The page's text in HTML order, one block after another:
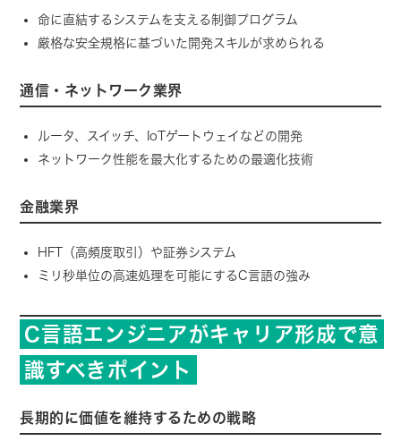
命に直結するシステムを支える制御プログラム
厳格な安全規格に基づいた開発スキルが求められる
通信・ネットワーク業界
ルータ、スイッチ、IoTゲートウェイなどの開発
ネットワーク性能を最大化するための最適化技術
金融業界
HFT（高頻度取引）や証券システム
ミリ秒単位の高速処理を可能にするC言語の強み
C言語エンジニアがキャリア形成で意
識すべきポイント
長期的に価値を維持するための戦略